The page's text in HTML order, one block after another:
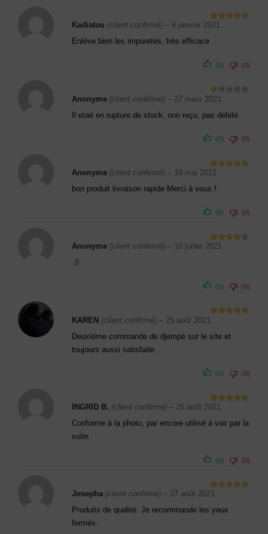
Note
Kadiatou (client confirmé) – 6 janvier 2021
Enlève bien les impuretés, très efficace
(0) (0)
N
ot
1
ur
5
Anonyme (client confirmé) – 27 mars 2021
Il etait en rupture de stock, non reçu, pas débité.
(0) (0)
Note
5
Anonyme (client confirmé) – 19 mai 2021
bon produit livraison rapide Merci à vous !
(0) (0)
Note
Anonyme (client confirmé) – 16 juillet 2021
(0) (0)
Note
5
KAREN (client confirmé) – 25 août 2021
Deuxième commande de djempé sur le site et
toujours aussi satisfaite
(0) (0)
Note
5
INGRID B. (client confirmé) – 25 août 2021
Conforme à la photo, par encore utilisé à voir par la
suite
(0) (0)
Note
5
Josepha (client confirmé) – 27 août 2021
Produits de qualité. Je recommande les yeux
fermés.